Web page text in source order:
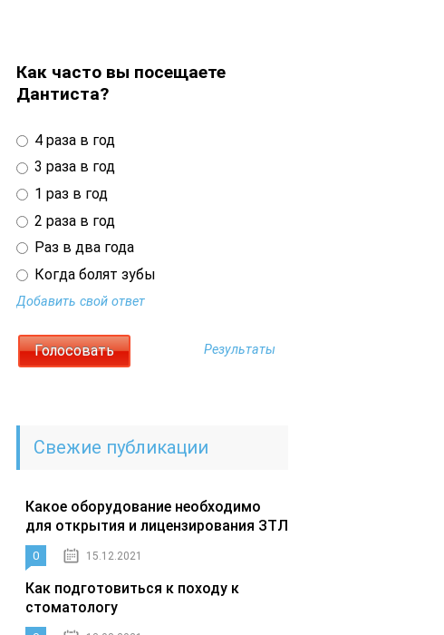
Как часто вы посещаете
Дантиста?
4 раза в год
3 раза в год
1 раз в год
2 раза в год
Раз в два года
Когда болят зубы
Добавить свой ответ
Результаты
Свежие публикации
Какое оборудование необходимо
для открытия и лицензирования ЗТЛ
0 15.12.2021
Как подготовиться к походу к
стоматологу